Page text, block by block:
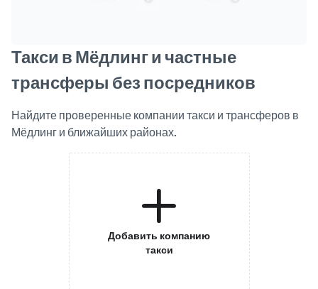
Такси в Мёдлинг и частные
трансферы без посредников
Найдите проверенные компании такси и трансферов в
Мёдлинг и ближайших районах.
Добавить компанию
такси